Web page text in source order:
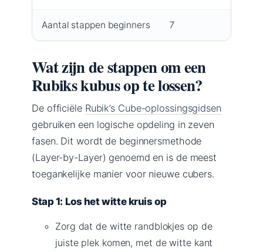
Aantal stappen beginners 7
Wat zijn de stappen om een
Rubiks kubus op te lossen?
De officiële Rubik’s Cube-oplossingsgidsen
gebruiken een logische opdeling in zeven
fasen. Dit wordt de beginnersmethode
(Layer-by-Layer) genoemd en is de meest
toegankelijke manier voor nieuwe cubers.
Stap 1: Los het witte kruis op
Zorg dat de witte randblokjes op de
juiste plek komen, met de witte kant